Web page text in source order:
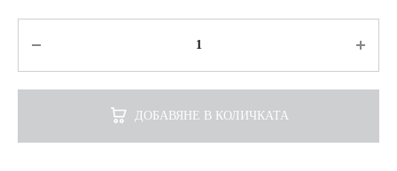
through
39.00€
ДОБАВЯНЕ В КОЛИЧКАТА